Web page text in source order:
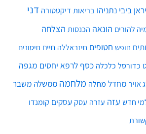
להוריםהונאה הכנסותהצלחה
חופש חטופיםחיזבאללהחיים
כדורסלכלכלה כסףלרפא יחסיםמגפה
אוירמחדלמחלהמלחמה ממשלהמשבר
חדשעזה עזרה עסקעסקיםקומנדו